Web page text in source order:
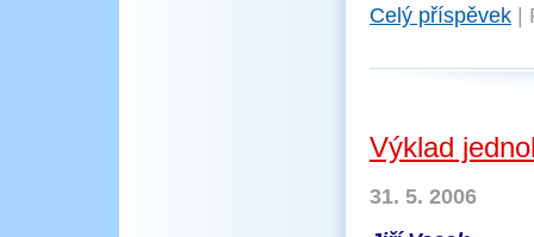
Celý příspěvek
Výklad
31. 5. 2006